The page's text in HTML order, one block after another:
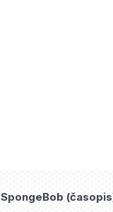
SpongeBob